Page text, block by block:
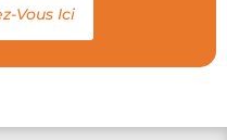
Vous Ici